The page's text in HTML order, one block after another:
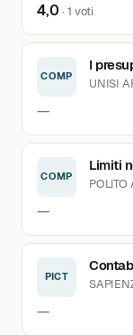
4,0 · 1 voti
COMP
I
UNISI
—
COMP
Limiti
POLITO
—
PICT
—